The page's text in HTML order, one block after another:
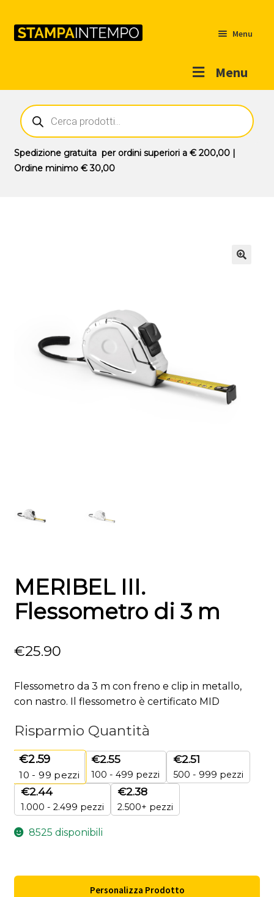
Menu
Menu
Outlet
Prodotti
Novità
Ricerca
prodotti
Spedizione gratuitaper ordini superiori a € 200,00|
Ordine minimo € 30,00
MERIBEL III.
Flessometro di 3 m
€25.90
Flessometro da 3 m con freno e clip in metallo,
con nastro. Il flessometro è certificato MID
Risparmio Quantità
€2.59
10 - 99 pezzi
€2.55
100 - 499 pezzi
€2.51
500 - 999 pezzi
€2.44
1.000 - 2.499 pezzi
€2.38
2.500+ pezzi
8525 disponibili
Personalizza Prodotto